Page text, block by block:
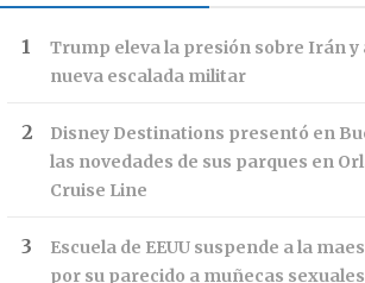
Trump eleva la presión sobre Irán y
nueva escalada militar
Disney Destinations presentó en
las novedades de sus parques en
Cruise Line
Escuela de EEUU suspende a la
por su parecido a muñecas